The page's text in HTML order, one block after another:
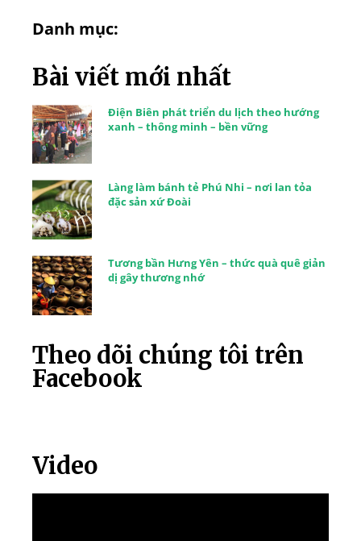
Danh mục:
Bài viết mới nhất
Điện Biên phát triển du lịch theo hướng
xanh – thông minh – bền vững
Làng làm bánh tẻ Phú Nhi – nơi lan tỏa
đặc sản xứ Đoài
Tương bần Hưng Yên – thức quà quê giản
dị gây thương nhớ
Theo dõi chúng tôi trên
Facebook
Video